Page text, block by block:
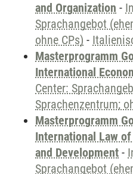
and Organization -
Sprachangebot
ohne CPs) -
Masterprogramm
International
Center:
Sprachenzentrum;
Masterprogramm
International Law
and Development -
Sprachangebot